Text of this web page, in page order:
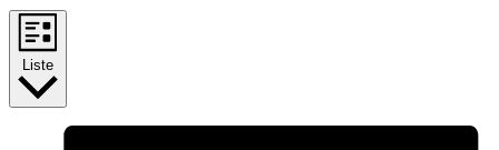
Liste